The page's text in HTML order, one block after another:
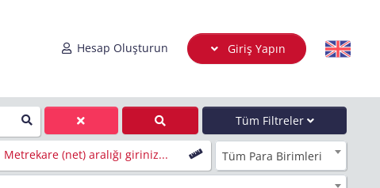
Hesap Oluşturun Giriş Yapın
Tüm Filtreler
Metrekare (net) aralığı giriniz... Tüm Para Birimleri